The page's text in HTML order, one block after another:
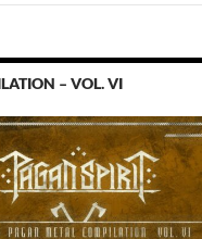
– VOL. VI